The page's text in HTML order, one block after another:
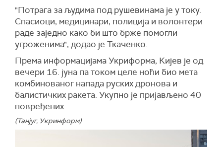
(Танјуг)
"Потрага за људима под рушевинама је у току.
Спасиоци, медицинари, полиција и волонтери
раде заједно како би што брже помогли
угроженима", додао је Ткаченко.
Према информацијама Укриформа, Кијев је од
вечери 16. јуна па током целе ноћи био мета
комбинованог напада руских дронова и
балистичких ракета. Укупно је пријављено 40
повређених.
(Танјуг, Укринформ)